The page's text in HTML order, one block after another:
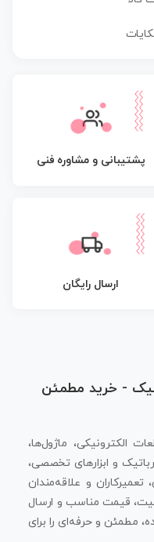
پشتیبانی و مشاوره فنی
ارسال رایگان
- خرید مطمئن
الکترونیکی، ماژول‌ها،
و ابزارهای تخصصی،
و علاقه‌مندان
قیمت مناسب و ارسال
مطمئن و حرفه‌ای را برای